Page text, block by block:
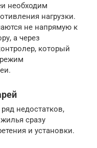
необходим
нагрузки.
не напрямую к
а через
который
недостатков,
сразу
и установки.